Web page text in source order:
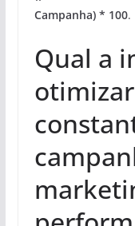
Campanha) * 100.
Qual a
otimizar